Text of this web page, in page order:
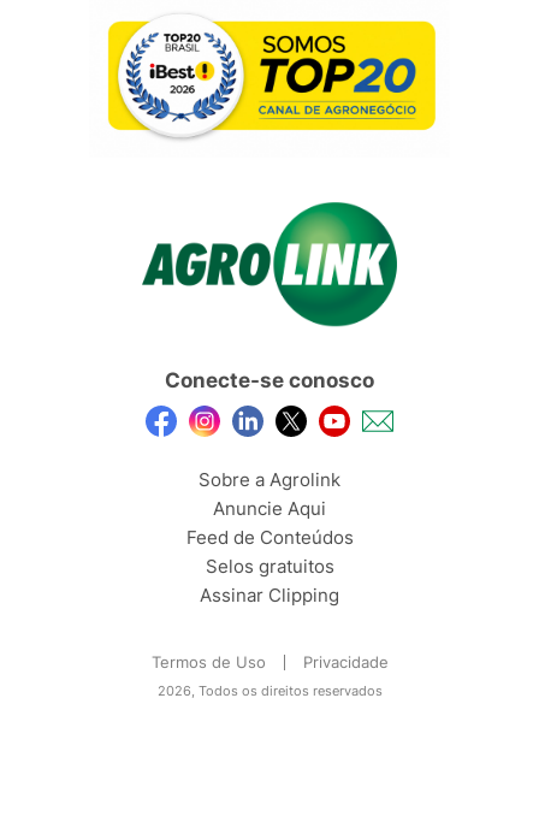
Conecte-se conosco
Sobre a Agrolink
Anuncie Aqui
Feed de Conteúdos
Selos gratuitos
Assinar Clipping
Termos de Uso Privacidade
2026, Todos os direitos reservados